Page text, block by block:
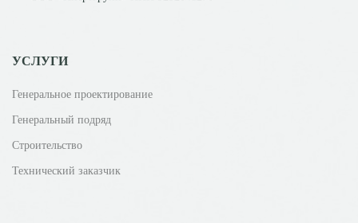
УСЛУГИ
Генеральное проектирование
Генеральный подряд
Строительство
Технический заказчик